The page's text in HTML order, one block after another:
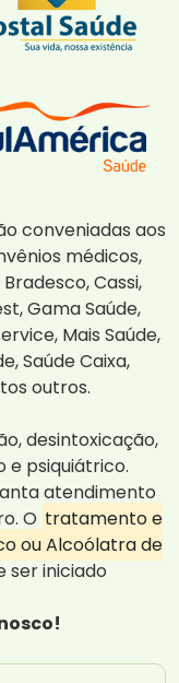
conveniadas aos
médicos,
Cassi,
Gama Saúde,
Mais Saúde,
Saúde Caixa,
outros.
desintoxicação,
psiquiátrico.
atendimento
O tratamento e
ou Alcoólatra de
ser iniciado